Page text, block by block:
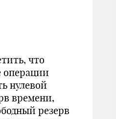
что
операции
нулевой
времени,
резерв